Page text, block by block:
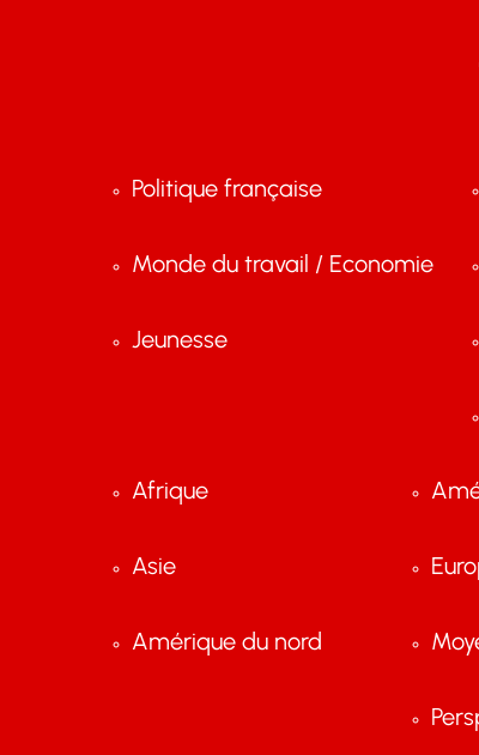
Politique française
Monde du travail / Economie
Jeunesse
Afrique
Asie
Amérique du nord